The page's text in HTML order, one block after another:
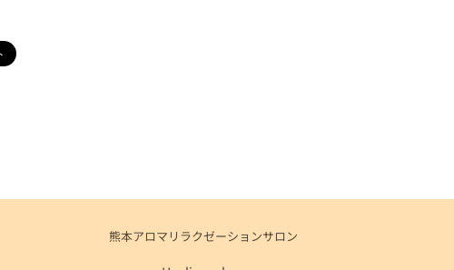
熊本アロマリラクゼーションサロン